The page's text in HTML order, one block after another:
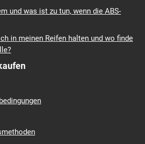
und was ist zu tun, wenn die ABS-
in meinen Reifen halten und wo finde